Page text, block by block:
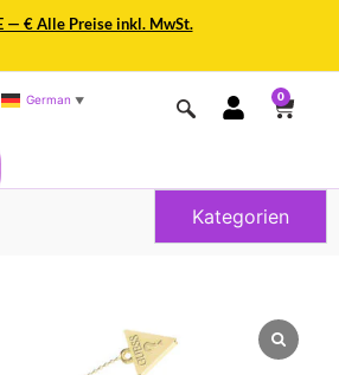
— € Alle Preise inkl. MwSt.
German ▼ 0
Kategorien